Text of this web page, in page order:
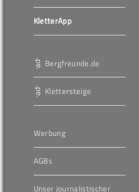
KletterApp
Bergfreunde.de
Klettersteige
Werbung
AGBs
Unser journalistischer